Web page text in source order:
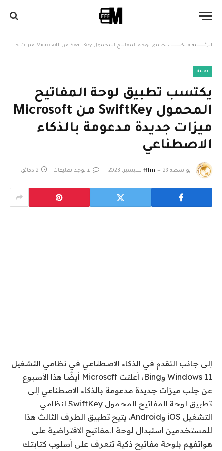
الرئيسية » يكتسب تطبيق لوحة المفاتيح المحمول SwiftKey من Microsoft ميزات جديدة مدعومة بالذكاء الاصطناعي
تقنية
يكتسب تطبيق لوحة المفاتيح
المحمول SwiftKey من Microsoft
ميزات جديدة مدعومة بالذكاء
الاصطناعي
بواسطة fffm 23 سبتمبر، 2023 لا توجد تعليقات 2 دقائق
إلى جانب التقدم في الذكاء الاصطناعي في نظامي التشغيل
Windows 11 وBing، أعلنت Microsoft أيضًا هذا الأسبوع
عن جلب ميزات جديدة مدعومة بالذكاء الاصطناعي إلى
تطبيق لوحة المفاتيح المحمول SwiftKey لنظامي
التشغيل iOS وAndroid. يتيح تطبيق الطرف الثالث هذا
للمستخدمين استبدال لوحة المفاتيح الافتراضية على
هواتفهم بلوحة مفاتيح ذكية تتعرف على أسلوب كتابتك